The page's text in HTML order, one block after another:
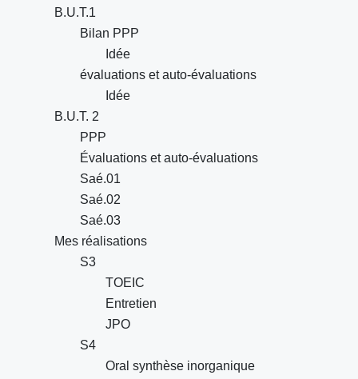
B.U.T.1
Bilan PPP
Idée
évaluations et auto-évaluations
Idée
B.U.T. 2
PPP
Évaluations et auto-évaluations
Saé.01
Saé.02
Saé.03
Mes réalisations
S3
TOEIC
Entretien
JPO
S4
Oral synthèse inorganique